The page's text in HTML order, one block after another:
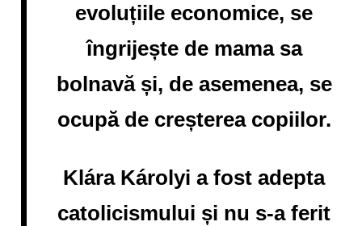
evoluțiile economice, se
îngrijește de mama sa
bolnavă și, de asemenea, se
ocupă de creșterea copiilor.
Klára Károlyi a fost adepta
catolicismului și nu s-a ferit